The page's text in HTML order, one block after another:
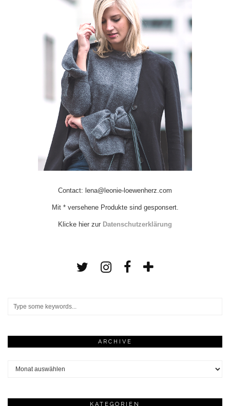
Contact: lena@leonie-loewenherz.com
Mit * versehene Produkte sind gesponsert.
Klicke hier zur Datenschutzerklärung
ARCHIVE
KATEGORIEN